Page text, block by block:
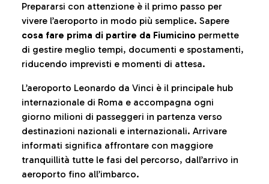
Prepararsi con attenzione è il primo passo per
vivere l’aeroporto in modo più semplice. Sapere
cosa fare prima di partire da Fiumicino permette
di gestire meglio tempi, documenti e spostamenti,
riducendo imprevisti e momenti di attesa.
L’aeroporto Leonardo da Vinci è il principale hub
internazionale di Roma e accompagna ogni
giorno milioni di passeggeri in partenza verso
destinazioni nazionali e internazionali. Arrivare
informati significa affrontare con maggiore
tranquillità tutte le fasi del percorso, dall’arrivo in
aeroporto fino all’imbarco.